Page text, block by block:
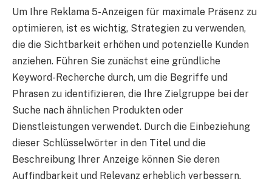
Um Ihre Reklama 5-Anzeigen für maximale Präsenz zu
optimieren, ist es wichtig, Strategien zu verwenden,
die die Sichtbarkeit erhöhen und potenzielle Kunden
anziehen. Führen Sie zunächst eine gründliche
Keyword-Recherche durch, um die Begriffe und
Phrasen zu identifizieren, die Ihre Zielgruppe bei der
Suche nach ähnlichen Produkten oder
Dienstleistungen verwendet. Durch die Einbeziehung
dieser Schlüsselwörter in den Titel und die
Beschreibung Ihrer Anzeige können Sie deren
Auffindbarkeit und Relevanz erheblich verbessern.